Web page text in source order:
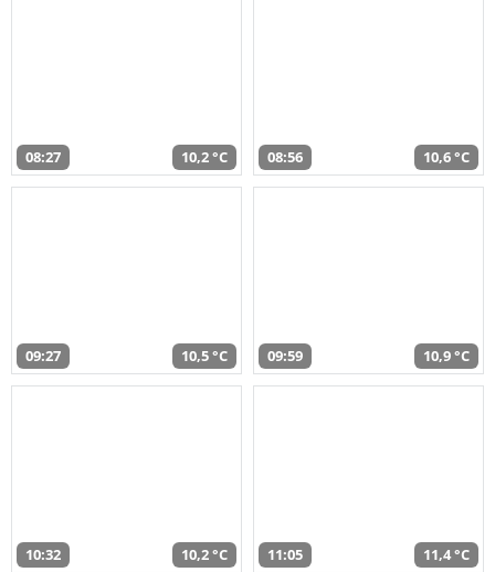
08:27 10,2 °C 08:56 10,6 °C
09:27 10,5 °C 09:59 10,9 °C
10:32 10,2 °C 11:05 11,4 °C